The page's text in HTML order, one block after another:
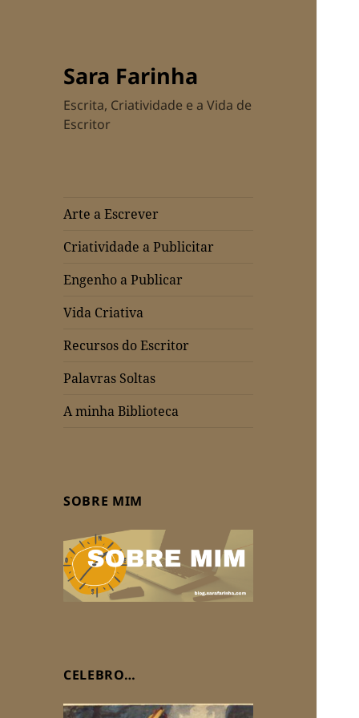
Sara Farinha
Escrita, Criatividade e a Vida de
Escritor
Arte a Escrever
Criatividade a Publicitar
Engenho a Publicar
Vida Criativa
Recursos do Escritor
Palavras Soltas
A minha Biblioteca
SOBRE MIM
CELEBRO…